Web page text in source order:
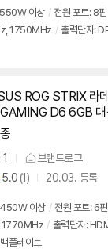
리
뷰
550W 이상 / 전원 포트: 8
1750MHz / 출력단자:
ROG STRIX 라
D6 6GB 대
1 브랜드로그
5.0 (상
리
뷰
1) 20.03. 등록
450W 이상 / 전원 포트: 6
1770MHz / 출력단자:
백플레이트